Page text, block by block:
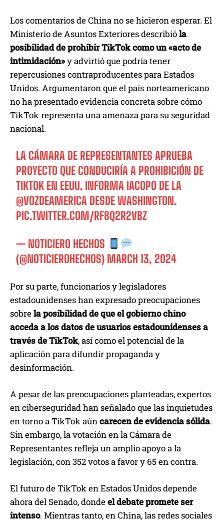
Los comentarios de China no se hicieron esperar. El
Ministerio de Asuntos Exteriores describióla
posibilidad de prohibir TikTok como un «acto de
intimidación»y advirtió que podría tener
repercusiones contraproducentes para Estados
Unidos. Argumentaron que el país norteamericano
no ha presentado evidencia concreta sobre cómo
TikTok representa una amenaza para su seguridad
nacional.
LA CÁMARA DE REPRESENTANTES APRUEBA
PROYECTO QUE CONDUCIRÍA A PROHIBICIÓN DE
TIKTOK EN EEUU. INFORMA IACOPO DE LA
@VOZDEAMERICA DESDE WASHINGTON.
PIC.TWITTER.COM/RF8Q2R2VBZ
— NOTICIERO HECHOS
(@NOTICIEROHECHOS) MARCH 13, 2024
Por su parte, funcionarios y legisladores
estadounidenses han expresado preocupaciones
sobrela posibilidad de que el gobierno chino
acceda a los datos de usuarios estadounidenses a
través de TikTok, así como el potencial de la
aplicación para difundir propaganda y
desinformación.
A pesar de las preocupaciones planteadas, expertos
en ciberseguridad han señalado que las inquietudes
en torno a TikTok aúncarecen de evidencia sólida.
Sin embargo, la votación en la Cámara de
Representantes refleja un amplio apoyo a la
legislación, con 352 votos a favor y 65 en contra.
El futuro de TikTok en Estados Unidos depende
ahora del Senado, dondeel debate promete ser
intenso. Mientras tanto, en China, las redes sociales